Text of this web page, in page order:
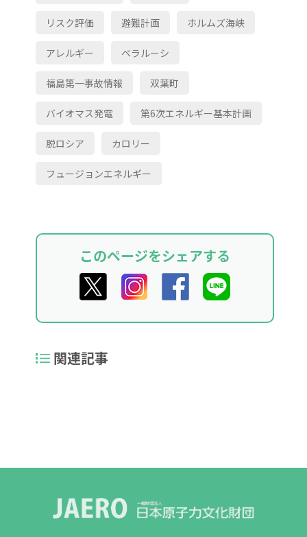
リスク評価 避難計画 ホルムズ海峡
アレルギー ベラルーシ
福島第一事故情報 双葉町
バイオマス発電 第6次エネルギー基本計画
脱ロシア カロリー
フュージョンエネルギー
このページをシェアする
関連記事